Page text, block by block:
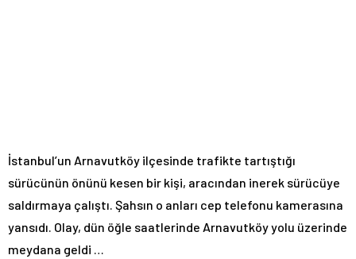
İstanbul’un Arnavutköy ilçesinde trafikte tartıştığı
sürücünün önünü kesen bir kişi, aracından inerek sürücüye
saldırmaya çalıştı. Şahsın o anları cep telefonu kamerasına
yansıdı. Olay, dün öğle saatlerinde Arnavutköy yolu üzerinde
meydana geldi …